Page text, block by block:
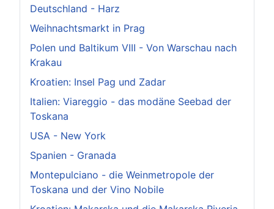
Deutschland - Harz
Weihnachtsmarkt in Prag
Polen und Baltikum VIII - Von Warschau nach
Krakau
Kroatien: Insel Pag und Zadar
Italien: Viareggio - das modäne Seebad der
Toskana
USA - New York
Spanien - Granada
Montepulciano - die Weinmetropole der
Toskana und der Vino Nobile